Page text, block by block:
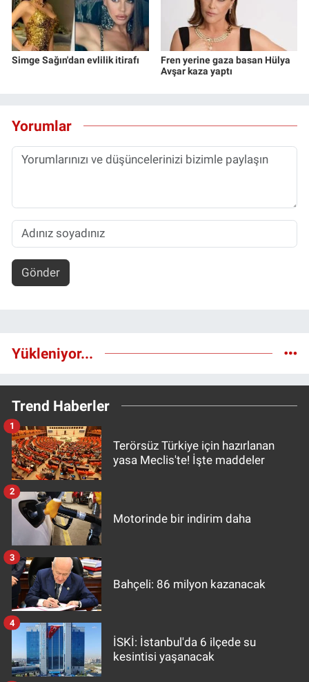
Simge Sağın'dan evlilik itirafı
Fren yerine gaza basan Hülya
Avşar kaza yaptı
Yorumlar
Gönder
Yükleniyor...
Trend Haberler
Terörsüz Türkiye için hazırlanan
yasa Meclis'te! İşte maddeler
1
Motorinde bir indirim daha
2
Bahçeli: 86 milyon kazanacak
3
İSKİ: İstanbul'da 6 ilçede su
kesintisi yaşanacak
4